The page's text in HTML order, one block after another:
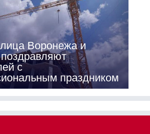
Воронежа и
с
праздником